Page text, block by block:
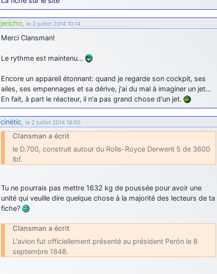
jericho, le 2 juillet 2014 10:14
Merci Clansman!
Le rythme est maintenu…
Encore un appareil étonnant: quand je regarde son cockpit, ses
ailes, ses empennages et sa dérive, j'ai du mal à imaginer un jet…
En fait, à part le réacteur, il n'a pas grand chose d'un jet.
cinétic, le 2 juillet 2014 18:00
Clansman a écrit
le D.700, construit autour du Rolls-Royce Derwent 5 de 3600
lbf.
Tu ne pourrais pas mettre 1632 kg de poussée pour avoir une
unité qui veuille dire quelque chose à la majorité des lecteurs de ta
fiche?
Clansman a écrit
L'avion fut officiellement présenté au président Perón le 8
septembre 1848.